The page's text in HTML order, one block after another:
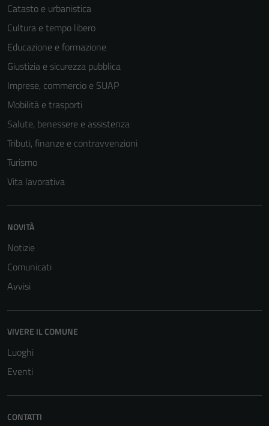
Catasto e urbanistica
Cultura e tempo libero
Educazione e formazione
Giustizia e sicurezza pubblica
Imprese, commercio e SUAP
Mobilità e trasporti
Salute, benessere e assistenza
Tributi, finanze e contravvenzioni
Turismo
Vita lavorativa
NOVITÀ
Notizie
Comunicati
Avvisi
VIVERE IL COMUNE
Luoghi
Eventi
CONTATTI
del sito e non